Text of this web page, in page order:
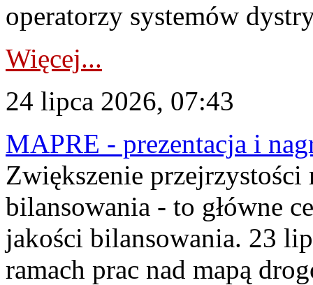
operatorzy systemów
Więcej...
24 lipca 2026, 07:43
MAPRE - prezentacja i
Zwiększenie
bilansowania - to główne
jakości bilansowania. 23
ramach prac nad mapą